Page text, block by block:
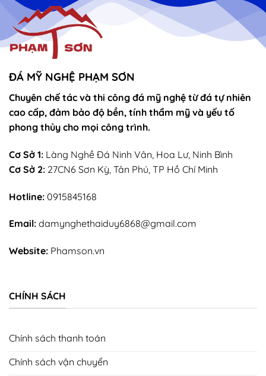
ĐÁ MỸ NGHỆ PHẠM SƠN
Chuyên chế tác và thi công đá mỹ nghệ từ đá tự nhiên
cao cấp, đảm bảo độ bền, tính thẩm mỹ và yếu tố
phong thủy cho mọi công trình.
Cơ Sở 1: Làng Nghề Đá Ninh Vân, Hoa Lư, Ninh Bình
Cơ Sở 2: 27CN6 Sơn Kỳ, Tân Phú, TP Hồ Chí Minh
Hotline: 0915845168
Email: damynghethaiduy6868@gmail.com
Website: Phamson.vn
CHÍNH SÁCH
Chính sách thanh toán
Chính sách vận chuyển